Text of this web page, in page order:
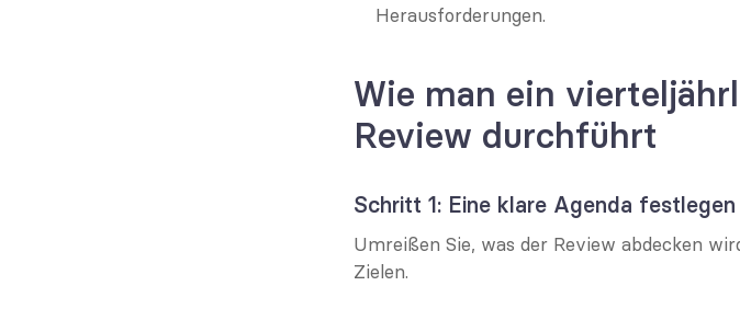
Herausforderungen.
Wie man ein
Review durchführt
Schritt 1: Eine klare Agenda festlegen
Umreißen Sie, was der Review abdecken
Zielen.